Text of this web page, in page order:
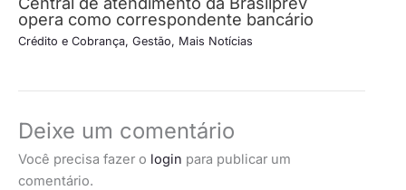
opera como correspondente bancário
Crédito e Cobrança, Gestão, Mais Notícias
Deixe um comentário
Você precisa fazer o login para publicar um
comentário.